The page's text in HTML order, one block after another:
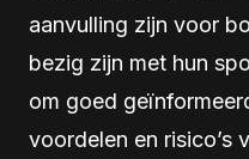
aanvulling zijn voor
bezig zijn met hun
om goed
voordelen en risico’s